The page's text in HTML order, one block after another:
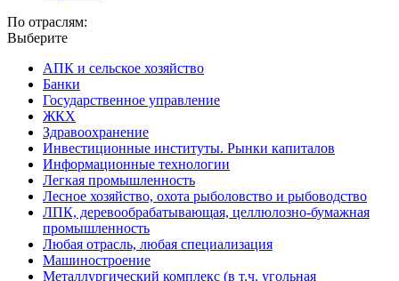
По отраслям:
Выберите
АПК и сельское хозяйство
Банки
Государственное управление
ЖКХ
Здравоохранение
Инвестиционные институты. Рынки капиталов
Информационные технологии
Легкая промышленность
Лесное хозяйство, охота рыболовство и рыбоводство
ЛПК, деревообрабатывающая, целлюлозно-бумажная
промышленность
Любая отрасль, любая специализация
Машиностроение
Металлургический комплекс (в т.ч. угольная